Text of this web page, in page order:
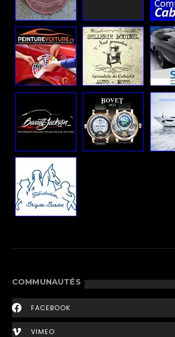
COMMUNAUTÉS
FACEBOOK
VIMEO